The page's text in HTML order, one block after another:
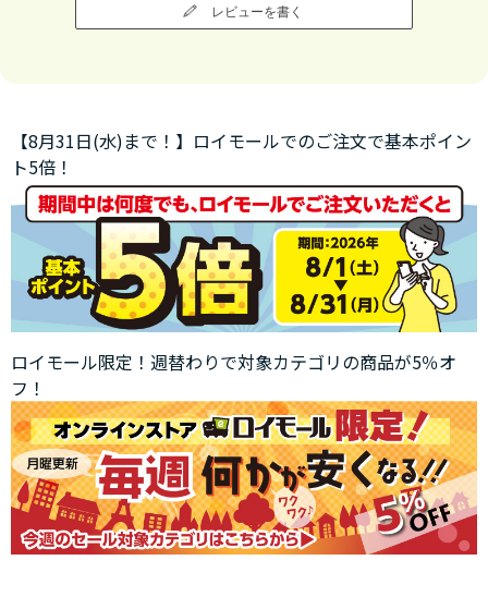
レビューを書く
【8月31日(水)まで！】ロイモールでのご注文で基本ポイン
ト5倍！
ロイモール限定！週替わりで対象カテゴリの商品が5％オ
フ！